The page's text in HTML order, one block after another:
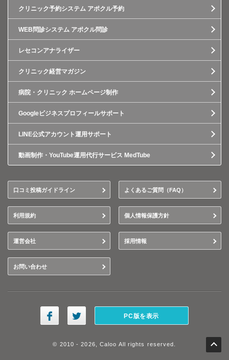
クリニック予約システム アポクル予約
WEB問診システム アポクル問診
レセコンアナライザー
クリニック経営マガジン
病院・クリニック ホームページ制作
Googleビジネスプロフィールサポート
LINE公式アカウント運用サポート
動画制作・YouTube運用代行サービス MedTube
口コミ投稿ガイドライン よくあるご質問（FAQ）
利用規約 個人情報保護方針
運営会社 採用情報
お問い合わせ
PC版を表示
© 2010 - 2026, Caloo All rights reserved.